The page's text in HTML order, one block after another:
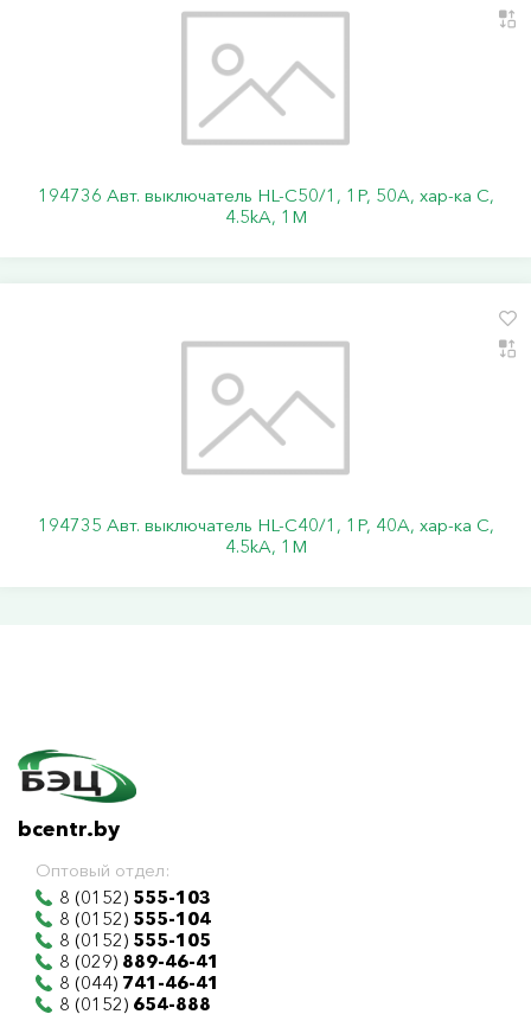
194736 Авт. выключатель HL-C50/1, 1P, 50A, хар-ка C,
4.5kA, 1M
194735 Авт. выключатель HL-C40/1, 1P, 40A, хар-ка C,
4.5kA, 1M
bcentr.by
Оптовый отдел:
8 (0152) 555-103
8 (0152) 555-104
8 (0152) 555-105
8 (029) 889-46-41
8 (044) 741-46-41
8 (0152) 654-888